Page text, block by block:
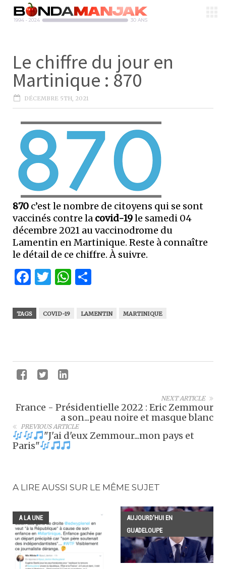
Le chiffre du jour en
Martinique : 870
DÉCEMBRE 5TH, 2021
870 c’est le nombre de citoyens qui se sont
vaccinés contre la covid-19le samedi 04
décembre 2021 au vaccinodrome du
Lamentin en Martinique. Reste à connaître
le détail de ce chiffre. À suivre.
Facebook
Twitter
WhatsApp
TAGS COVID-19 LAMENTIN MARTINIQUE
NEXT ARTICLE
France - Présidentielle 2022 : Eric Zemmour
a son...peau noire et masque blanc
PREVIOUS ARTICLE
"J'ai d'eux Zemmour...mon pays et
Paris"
A LIRE AUSSI SUR LE MÊME SUJET
A LA UNE
AUJOURD'HUI EN
GUADELOUPE